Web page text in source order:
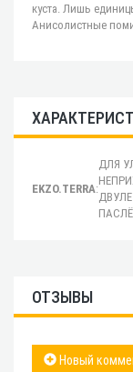
куста. Лишь
Анисолистные
EKZO.TERRA:
ДЛЯ
ОТЗЫВЫ
Новый